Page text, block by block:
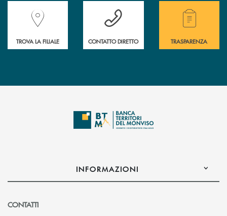
Accedi all' elenco completo delle filiali della Banca.
TROVA LA FILIALE
Hai bisogno di assistenza immediata?
CONTATTO DIRETTO
Hai bisogno di
TRASPARENZA
INFORMAZIONI
CONTATTI